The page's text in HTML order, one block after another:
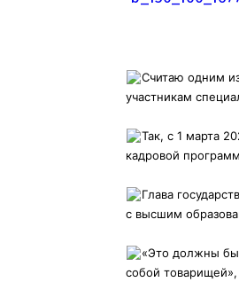
Считаю одним
участникам
Так, с 1 марта
кадровой
Глава
с высшим
«Это должны
собой